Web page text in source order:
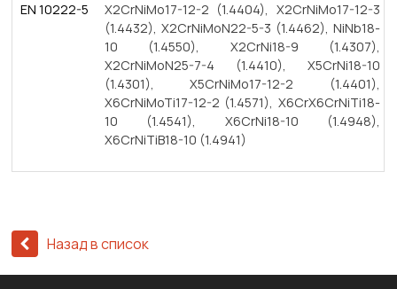
EN 10222-5
X2CrNiMo17-12-2 (1.4404), X2CrNiMo17-12-3
(1.4432), X2CrNiMoN22-5-3 (1.4462), NiNb18-
10 (1.4550), X2CrNi18-9 (1.4307),
X2CrNiMoN25-7-4 (1.4410), X5CrNi18-10
(1.4301), X5CrNiMo17-12-2 (1.4401),
X6CrNiMoTi17-12-2 (1.4571), X6CrX6CrNiTi18-
10 (1.4541), X6CrNi18-10 (1.4948),
X6CrNiTiB18-10 (1.4941)
Назад в список